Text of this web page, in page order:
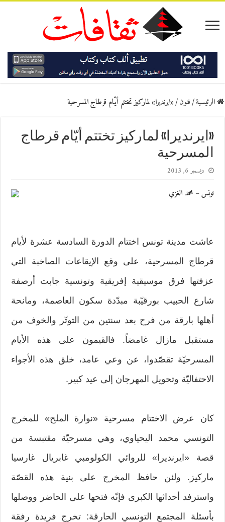
الرئيسية/فنون/«ايرنديرا» لماركيز تختتم أيّام قرطاج المسرحية
«ايرنديرا» لماركيز تختتم أيّام قرطاج
المسرحية
ديسمبر 6, 2013
تونس – محمد الغزي
عاشت مدينة تونس اختتام الدورة السادسة عشرة لأيام
قرطاج المسرحية، على وقع الإيقاعات الصاخبة التي
عزفتها فرق موسيقية إفريقية وتونسية جابت أرصفة
شارع الحبيب بورقيّبة مبدّدة سكون العاصمة، ومانحة
أهلها بارقة من فرح بعد سنتين من التوتّر والخوف من
مستقبل مازال غامضاً. فالقيمون على هذه الأيام
المسرحيّة تقصّدوا، عن وعي عامد، خلق هذه الأجواء
الاحتفاليّة وتحويل المهرجان إلى عيد كبير.
كان عرض الاختتام مسرحية «نوارة الملح» للمخرج
التونسي محمد اليحياوي، وهي مسرحيّة مقتبسة من
قصة «ايرنديرا» للروائي الكولومبي غابريال غارسيا
ماركيز. ولئن حافظ المخرج على بنية هذه القصّة
واسترفد أحداثها الكبرى فإنّه فتحها على الحاضر ووصلها
بأسئلة المجتمع التونسي الحارقة: تخرج فريدة رفقة